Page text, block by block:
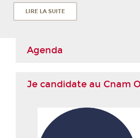
LIRE LA SUITE
Agenda
Je candidate au Cnam